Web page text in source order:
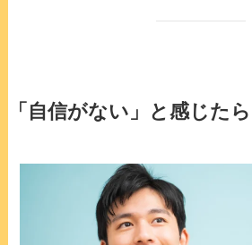
「自信がない」と感じた